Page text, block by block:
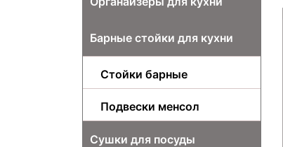
Барные стойки для кухни
Стойки барные
Подвески менсол
Сушки для посуды